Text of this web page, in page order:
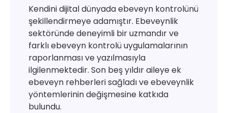
Kendini dijital dünyada ebeveyn kontrolünü
şekillendirmeye adamıştır. Ebeveynlik
sektöründe deneyimli bir uzmandır ve
farklı ebeveyn kontrolü uygulamalarının
raporlanması ve yazılmasıyla
ilgilenmektedir. Son beş yıldır aileye ek
ebeveyn rehberleri sağladı ve ebeveynlik
yöntemlerinin değişmesine katkıda
bulundu.